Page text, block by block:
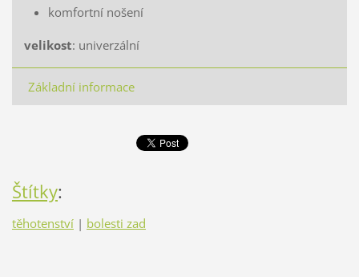
komfortní nošení
velikost: univerzální
Základní informace
Štítky:
těhotenství | bolesti zad